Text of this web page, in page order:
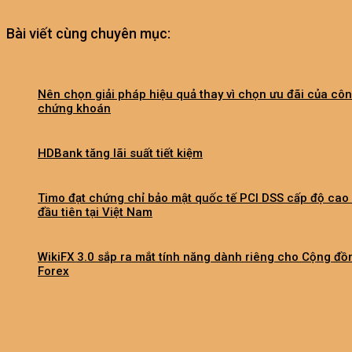
Bài viết cùng chuyên mục:
Nên chọn giải pháp hiệu quả thay vì chọn ưu đãi của
chứng khoán
HDBank tăng lãi suất tiết kiệm
Timo đạt chứng chỉ bảo mật quốc tế PCI DSS cấp độ cao
đầu tiên tại Việt Nam
WikiFX 3.0 sắp ra mắt tính năng dành riêng cho Cộng
Forex